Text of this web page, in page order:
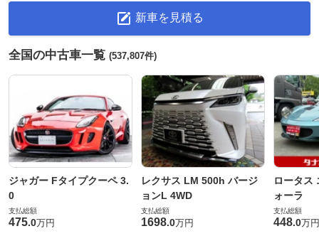
新車を見積る
全国の中古車一覧 (537,807件)
ジャガー Fタイプクーペ 3.
0
支払総額
475.0万円
レクサス LM 500h バージ
ョンL 4WD
支払総額
1698.0万円
ロータス
ォーラ
支払総額
448.0万円